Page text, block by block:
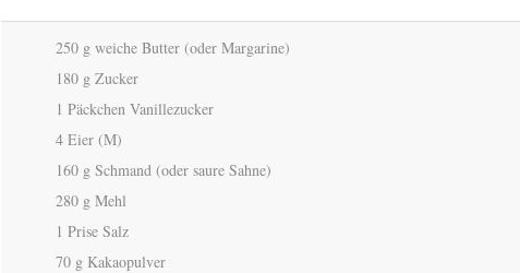
250 g weiche Butter (oder Margarine)
180 g Zucker
1 Päckchen Vanillezucker
4 Eier (M)
160 g Schmand (oder saure Sahne)
280 g Mehl
1 Prise Salz
70 g Kakaopulver